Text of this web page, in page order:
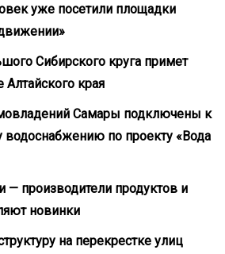
уже посетили площадки
Сибирского круга примет
края
Самары подключены к
водоснабжению по проекту «Вода
— производители продуктов и
новинки
на перекрестке улиц